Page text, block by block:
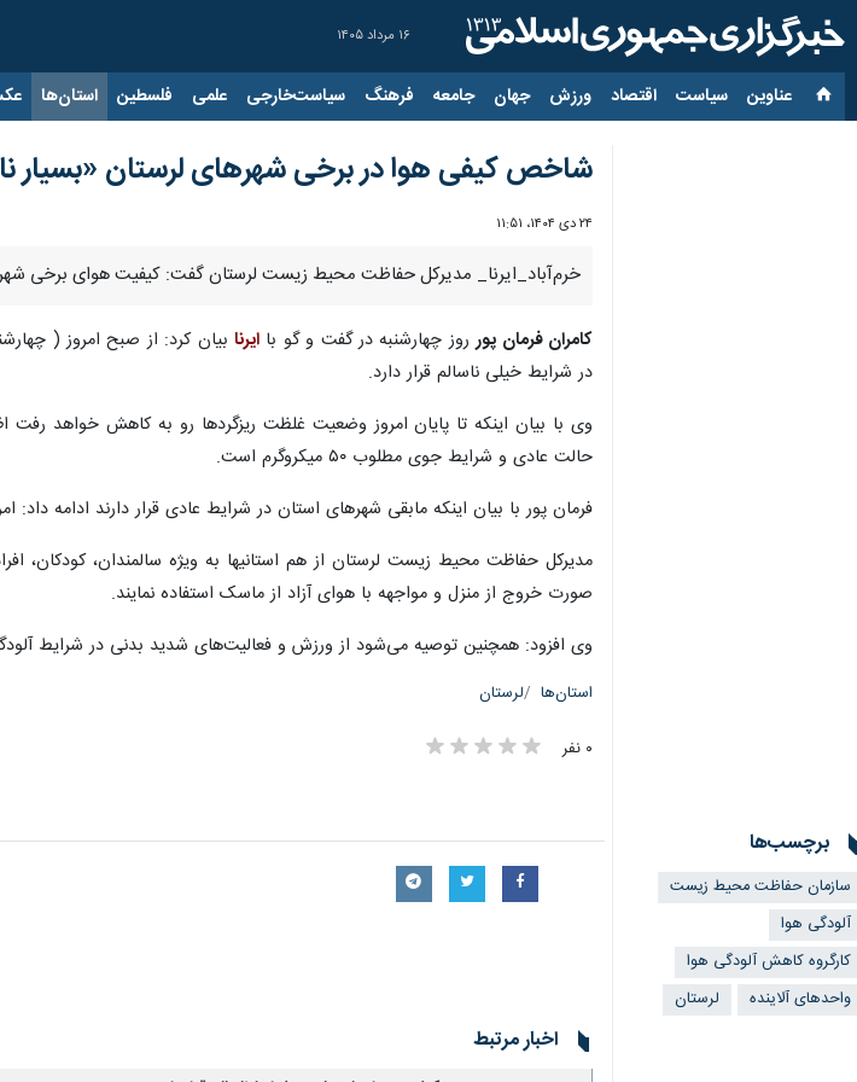
۱۶ مرداد ۱۴۰۵
عناوین‌ سیاست اقتصاد ورزش جهان جامعه فرهنگ سیاست‌خارجی علمی فلسطین استان‌ها
شاخص کیفی هوا در برخی شهرهای لرستان «بسیار
۲۴ دی ۱۴۰۴، ۱۱:۵۱
خرم‌آباد_ایرنا_ مدیرکل حفاظت محیط زیست لرستان گفت: کیفیت هوای برخی
کامران فرمان پورروز چهارشنبه در گفت و گو با ایرنا بیان کرد: از صبح امروز (
در شرایط خیلی ناسالم قرار دارد.
حالت عادی و شرایط جوی مطلوب ۵۰ میکروگرم است.
فرمان پور با بیان اینکه مابقی شهرهای استان در شرایط عادی قرار دارند
مدیرکل حفاظت محیط زیست لرستان از هم استانیها به ویژه سالمندان، کودکان،
صورت خروج از منزل و مواجهه با هوای آزاد از ماسک استفاده نمایند.
وی افزود: همچنین توصیه می‌شود از ورزش و فعالیت‌های شدید بدنی در شرایط
استان‌ها لرستان
۰ نفر
برچسب‌ها
سازمان حفاظت محیط زیست
آلودگی هوا
کارگروه کاهش آلودگی هوا
واحدهای آلاینده
لرستان
اخبار مرتبط